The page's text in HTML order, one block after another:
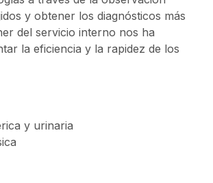
y obtener los diagnósticos más
del servicio interno nos ha
la eficiencia y la rapidez de los
y urinaria